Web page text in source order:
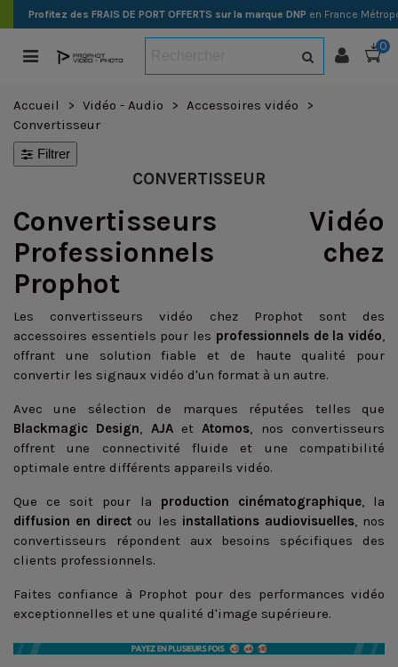
Profitez des FRAIS DE PORT OFFERTS sur la marque DNP en France
0
Accueil > Vidéo - Audio > Accessoires vidéo
>
Convertisseur
Filtrer
CONVERTISSEUR
Convertisseurs Vidéo
Professionnels chez
Prophot
Les convertisseurs vidéo chez Prophot sont des
accessoires essentiels pour les professionnels de la vidéo,
offrant une solution fiable et de haute qualité pour
convertir les signaux vidéo d'un format à un autre.
Avec une sélection de marques réputées telles que
Blackmagic Design, AJAetAtomos, nos convertisseurs
offrent une connectivité fluide et une compatibilité
optimale entre différents appareils vidéo.
Que ce soit pour la production cinématographique, la
diffusion en direct ou les installations audiovisuelles, nos
convertisseurs répondent aux besoins spécifiques des
clients professionnels.
Faites confiance à Prophot pour des performances vidéo
exceptionnelles et une qualité d'image supérieure.